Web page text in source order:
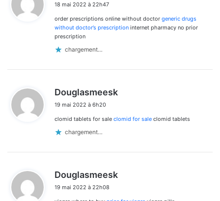
t
:
18 mai 2022 à 22h47
order prescriptions online without doctor generic drugs
without doctor’s prescription internet pharmacy no prior
prescription
chargement…
Douglasmeesk
19 mai 2022 à 6h20
clomid tablets for sale clomid for sale clomid tablets
chargement…
Douglasmeesk
19 mai 2022 à 22h08